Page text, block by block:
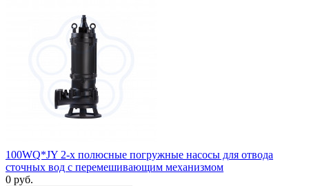
100WQ*JY 2-х полюсные погружные насосы для отвода
сточных вод с перемешивающим механизмом
0 руб.